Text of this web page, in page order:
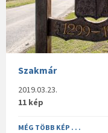
Szakmár
2019.03.23.
11 kép
MÉG TÖBB KÉP . . .